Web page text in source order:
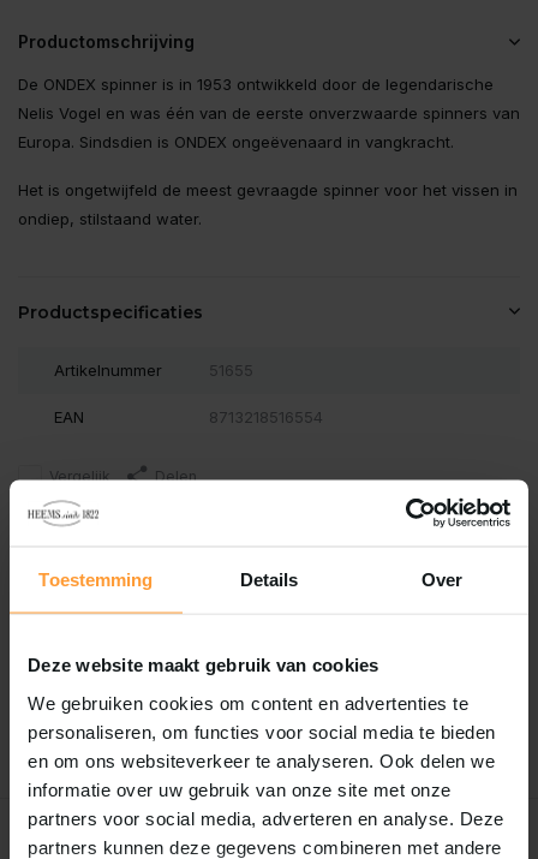
Toestemming Details Over
Deze website maakt gebruik van cookies
We gebruiken cookies om content en advertenties te
personaliseren, om functies voor social media te bieden
en om ons websiteverkeer te analyseren. Ook delen we
informatie over uw gebruik van onze site met onze
partners voor social media, adverteren en analyse. Deze
partners kunnen deze gegevens combineren met andere
Productomschrijving
De ONDEX spinner is in 1953 ontwikkeld door de legendarische
Nelis Vogel en was één van de eerste onverzwaarde spinners van
Europa. Sindsdien is ONDEX ongeëvenaard in vangkracht.
Het is ongetwijfeld de meest gevraagde spinner voor het vissen in
ondiep, stilstaand water.
Productspecificaties
Artikelnummer 51655
EAN 8713218516554
Vergelijk Delen
Reviews
0/ Based on 0 reviews
Er zijn nog geen reviews geschreven over dit product..
Schrijf je eigen review
Recent bekeken